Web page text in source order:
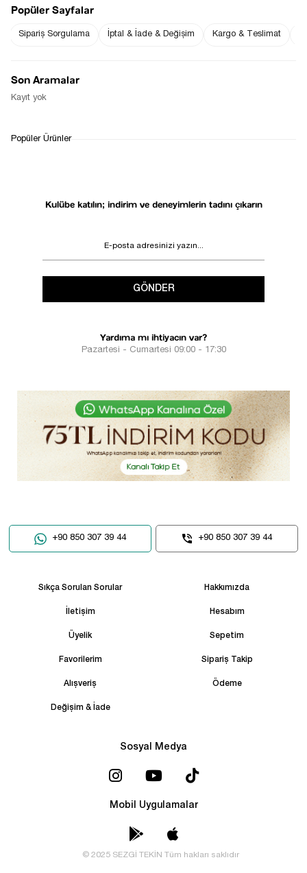
Haber Ver
Gelince Haber Ver
İADE&DEĞİŞİM
Kulübe katılın; indirim ve deneyimlerin tadını çıkarın
GÖNDER
Yardıma mı ihtiyacın var?
Pazartesi - Cumartesi 09:00 - 17:30
+90 850 307 39 44 +90 850 307 39 44
Sıkça Sorulan Sorular Hakkımızda
İletişim Hesabım
Üyelik Sepetim
Favorilerim Sipariş Takip
Alışveriş Ödeme
Değişim & İade
Sosyal Medya
Mobil Uygulamalar
© 2025 SEZGİ TEKİN Tüm hakları saklıdır
Popüler Sayfalar
Sipariş Sorgulama İptal & İade & Değişim Kargo & Teslimat
Son Aramalar
Kayıt yok
Popüler Ürünler